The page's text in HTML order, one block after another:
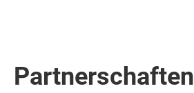
Partnerschaften